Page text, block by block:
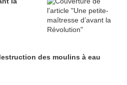
des moulins à eau